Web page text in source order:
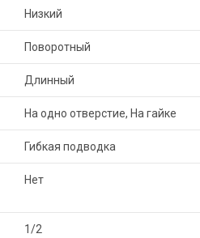
Низкий
Поворотный
Длинный
На одно отверстие, На гайке
Гибкая подводка
Нет
1/2